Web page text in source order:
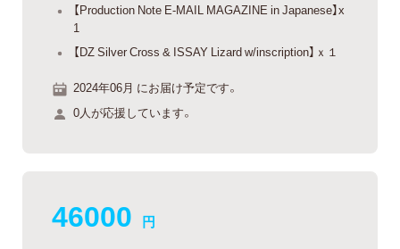
【Production Note E-MAIL MAGAZINE in Japanese】x
1
【DZ Silver Cross & ISSAY Lizard w/inscription】ｘ１
2024年06月 にお届け予定です。
0人が応援しています。
46000 円